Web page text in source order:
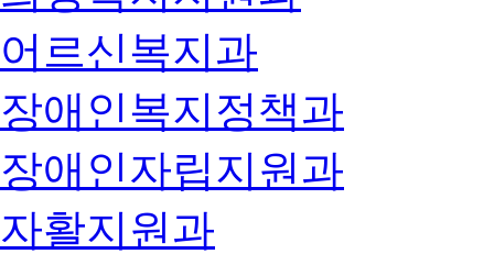
어르신복지과
장애인복지정책과
장애인자립지원과
자활지원과